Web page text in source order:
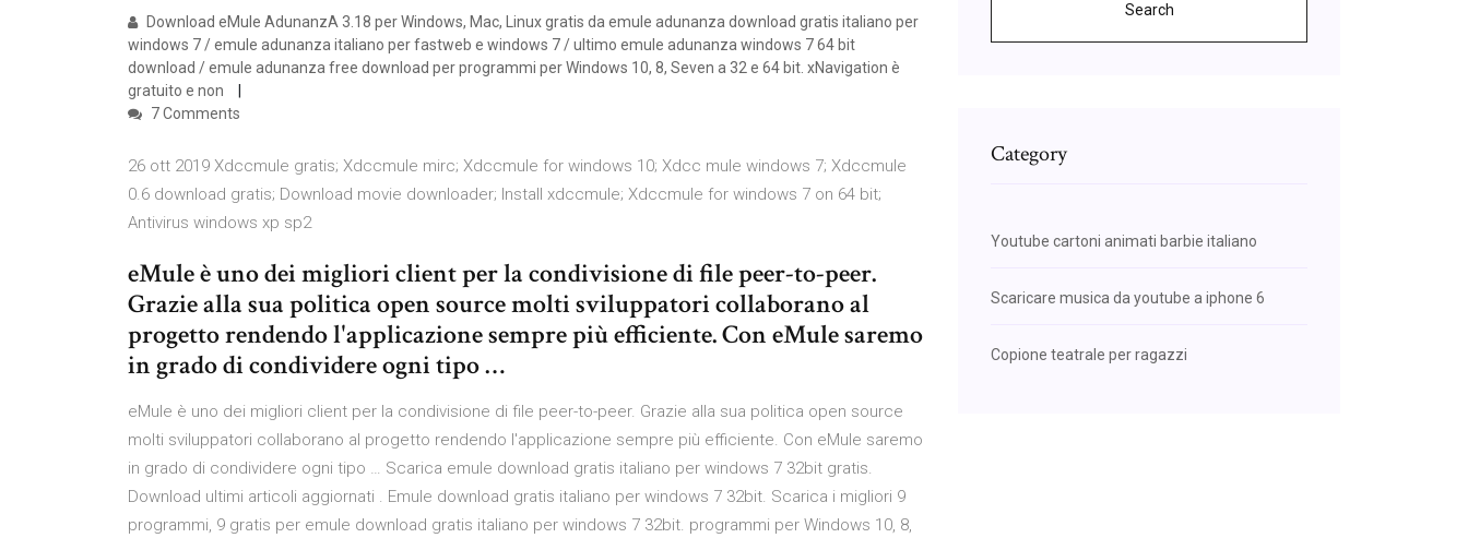
Download eMule AdunanzA 3.18 per Windows, Mac, Linux gratis da emule adunanza download gratis italiano per
windows 7 / emule adunanza italiano per fastweb e windows 7 / ultimo emule adunanza windows 7 64 bit
download / emule adunanza free download per programmi per Windows 10, 8, Seven a 32 e 64 bit. xNavigation è
gratuito e non
7 Comments
26 ott 2019 Xdccmule gratis; Xdccmule mirc; Xdccmule for windows 10; Xdcc mule windows 7; Xdccmule
0.6 download gratis; Download movie downloader; Install xdccmule; Xdccmule for windows 7 on 64 bit;
Antivirus windows xp sp2
eMule è uno dei migliori client per la condivisione di file peer-to-peer.
Grazie alla sua politica open source molti sviluppatori collaborano al
progetto rendendo l'applicazione sempre più efficiente. Con eMule saremo
in grado di condividere ogni tipo …
eMule è uno dei migliori client per la condivisione di file peer-to-peer. Grazie alla sua politica open source
molti sviluppatori collaborano al progetto rendendo l'applicazione sempre più efficiente. Con eMule saremo
in grado di condividere ogni tipo … Scarica emule download gratis italiano per windows 7 32bit gratis.
Download ultimi articoli aggiornati . Emule download gratis italiano per windows 7 32bit. Scarica i migliori 9
programmi, 9 gratis per emule download gratis italiano per windows 7 32bit. programmi per Windows 10, 8,
Search
Category
Youtube cartoni animati barbie italiano
Scaricare musica da youtube a iphone 6
Copione teatrale per ragazzi